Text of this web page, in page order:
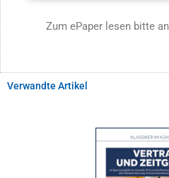
Zum ePaper lesen bitte
Verwandte Artikel